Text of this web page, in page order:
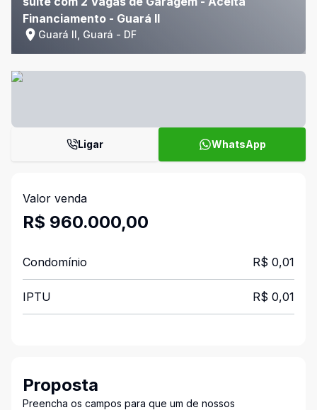
Financiamento - Guará II
Guará II, Guará - DF
Ligar WhatsApp
Valor venda
R$ 960.000,00
Condomínio R$ 0,01
IPTU R$ 0,01
Proposta
Preencha os campos para que um de nossos